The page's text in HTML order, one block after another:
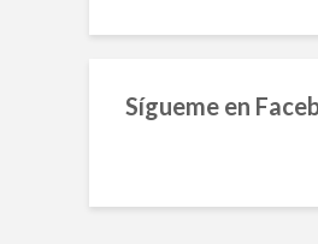
Sígueme en